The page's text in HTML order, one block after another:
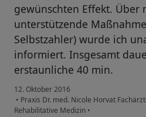
gewünschten Effekt. Über
unterstützende
Selbstzahler) wurde ich
informiert. Insgesamt
erstaunliche 40 min.
12. Oktober 2016
• Praxis Dr. med. Nicole Horvat
Rehabilitative Medizin •